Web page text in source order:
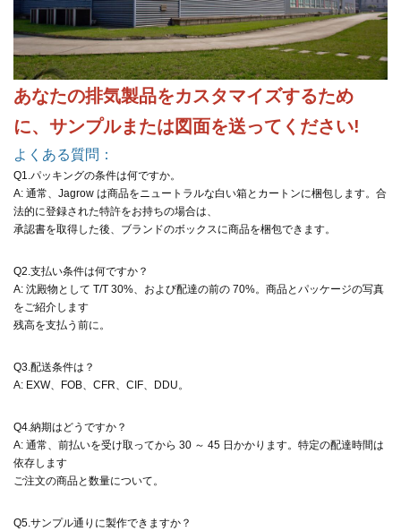
あなたの排気製品をカスタマイズするため
に、サンプルまたは図面を送ってください!
よくある質問：
Q1.パッキングの条件は何ですか。
A: 通常、Jagrow は商品をニュートラルな白い箱とカートンに梱包します。合
法的に登録された特許をお持ちの場合は、
承認書を取得した後、ブランドのボックスに商品を梱包できます。
Q2.支払い条件は何ですか？
A: 沈殿物として T/T 30%、および配達の前の 70%。商品とパッケージの写真
をご紹介します
残高を支払う前に。
Q3.配送条件は？
A: EXW、FOB、CFR、CIF、DDU。
Q4.納期はどうですか？
A: 通常、前払いを受け取ってから 30 ～ 45 日かかります。特定の配達時間は
依存します
ご注文の商品と数量について。
Q5.サンプル通りに製作できますか？